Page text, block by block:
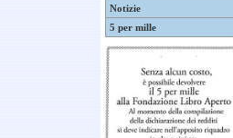
Notizie
5 per mille